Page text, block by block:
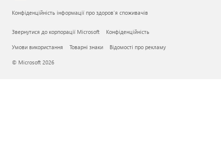
Конфіденційність інформації про здоров’я споживачів
Звернутися до корпорації Microsoft Конфіденційність
Умови використання Товарні знаки Відомості про рекламу
© Microsoft 2026